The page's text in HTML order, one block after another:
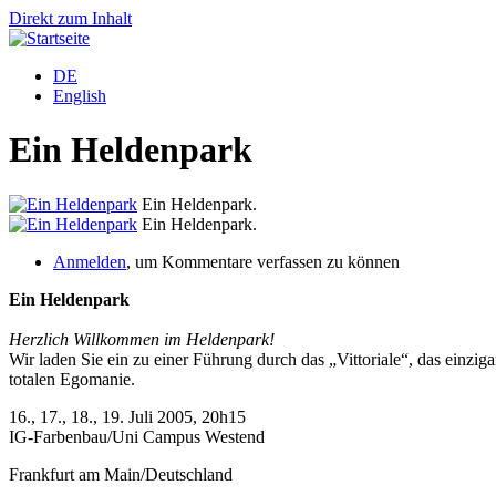
Direkt zum Inhalt
DE
English
Ein Heldenpark
Ein Heldenpark.
Ein Heldenpark.
Anmelden, um Kommentare verfassen zu können
Ein Heldenpark
Herzlich Willkommen im Heldenpark!
Wir laden Sie ein zu einer Führung durch das „Vittoriale“, das
totalen Egomanie.
16., 17., 18., 19. Juli 2005, 20h15
IG-Farbenbau/Uni Campus Westend
Frankfurt am Main/Deutschland